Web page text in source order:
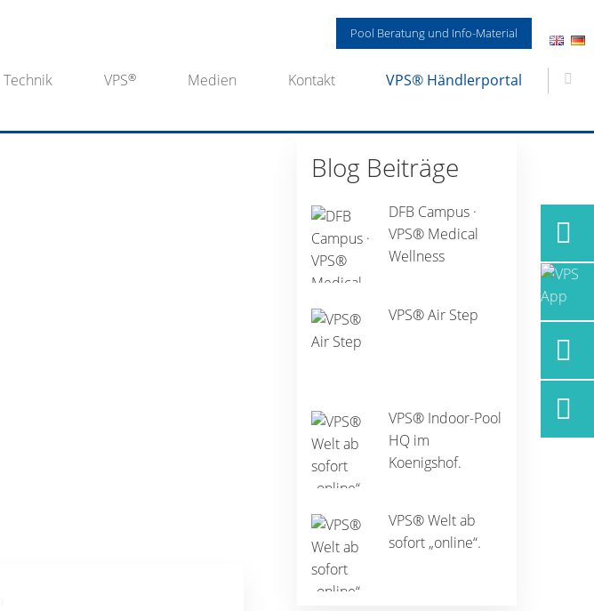
Pool Beratung und Info-Material
Technik VPS Medien Kontakt VPS® Händlerportal
Blog Beiträge
DFB Campus ·
VPS® Medical
Wellness
VPS® Air Step
VPS® Indoor-Pool
HQ im
Koenigshof.
VPS® Welt ab
sofort „online“.